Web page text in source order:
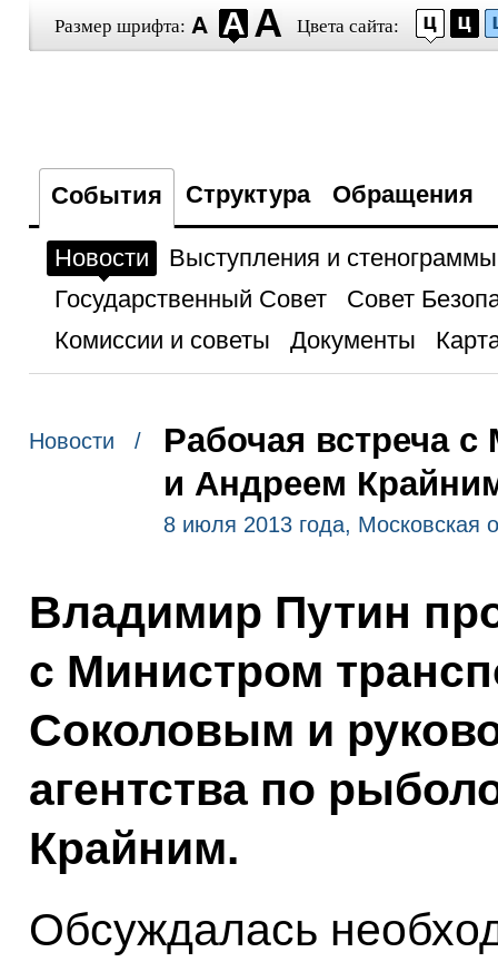
Размер шрифта: Цвета сайта:
События Структура Обращения
Новости
Выступления и стенограммы
Государственный Совет
Совет
Комиссии и советы
Документы
Новости /
Рабочая встреча
и Андреем
8 июля 2013 года, Московская
Владимир Путин
с Министром
Соколовым и
агентства по
Крайним.
Обсуждалась